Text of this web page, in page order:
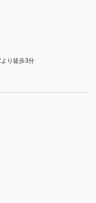
り徒歩3分